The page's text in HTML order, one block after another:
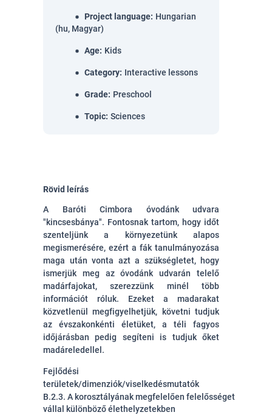
Project language: Hungarian
(hu, Magyar)
Age: Kids
Category: Interactive lessons
Grade: Preschool
Topic: Sciences
Rövid leírás
A Baróti Cimbora óvodánk udvara
"kincsesbánya". Fontosnak tartom, hogy időt
szenteljünk a környezetünk alapos
megismerésére, ezért a fák tanulmányozása
maga után vonta azt a szükségletet, hogy
ismerjük meg az óvodánk udvarán telelő
madárfajokat, szerezzünk minél több
információt róluk. Ezeket a madarakat
közvetlenül megfigyelhetjük, követni tudjuk
az évszakonkénti életüket, a téli fagyos
időjárásban pedig segíteni is tudjuk őket
madáreledellel.
Fejlődési
területek/dimenziók/viselkedésmutatók
B.2.3. A korosztályának megfelelően felelősséget
vállal különböző élethelyzetekben